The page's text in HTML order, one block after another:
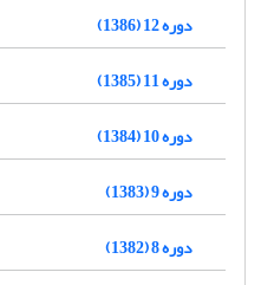
دوره 12 (1386)
دوره 11 (1385)
دوره 10 (1384)
دوره 9 (1383)
دوره 8 (1382)